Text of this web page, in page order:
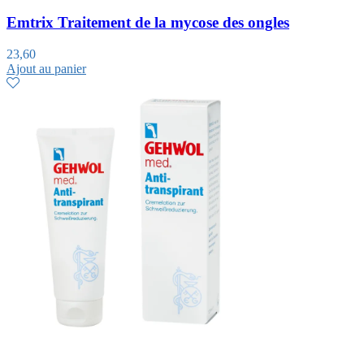
Emtrix Traitement de la mycose des ongles
23,60
Ajout au panier